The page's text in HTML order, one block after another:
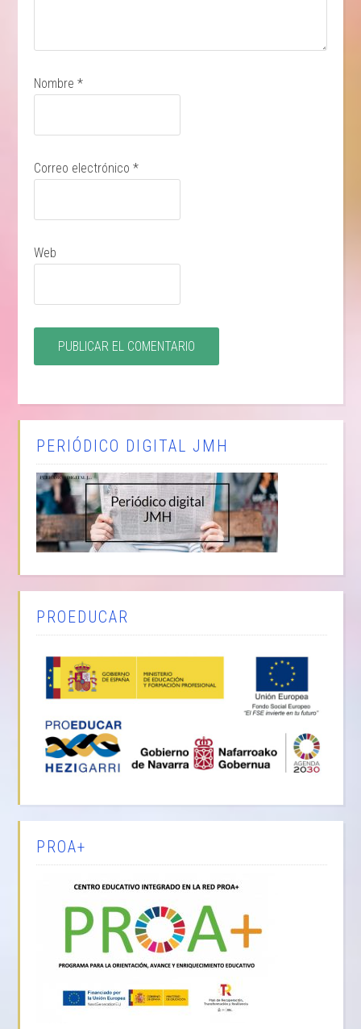
Nombre*
Correo electrónico*
Web
PERIÓDICO DIGITAL JMH
PROEDUCAR
PROA+